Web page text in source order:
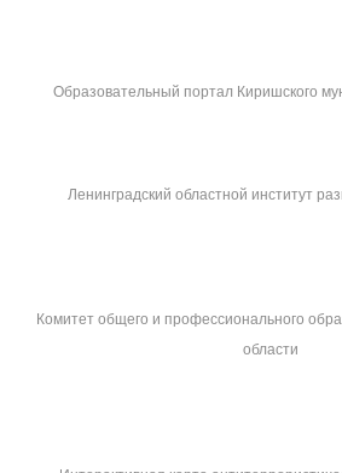
Образовательный портал Киришского
Ленинградский областной институт
Комитет общего и профессионального
области